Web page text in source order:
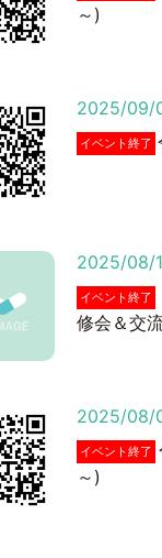
～)
2025/09/
イベント終了
2025/08/
イベント終了
修会＆交
2025/08/
イベント終了
～)